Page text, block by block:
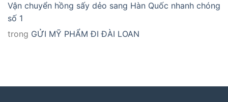
Vận chuyển hồng sấy dẻo sang Hàn Quốc nhanh chóng
số 1
trong GỬI MỸ PHẨM ĐI ĐÀI LOAN